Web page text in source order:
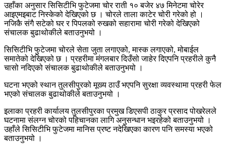
उहाँका अनुसार सिसिटीभि फुटेजमा चोर राती १० बजेर ४७ मिनेटमा चोरेर
आइएमइबाट निस्केको देखिएको छ । चोरले ताला काटेर चोरी गरेको हो ।
नजिकै संगै सटेको घर र पिपलको रुखको सहारामा चोरी गरेको देखिएको
संचालक बुढाथोकीले बताउनुभयो ।
सिसिटीभि फुटेजमा चोरले सेता जुता लगाएको, मास्क लगाएको, मोबाईल
समातेको देखिएको छ । प्रहरीमा मंगलबार दिउँसो जाहेर दिएपनि प्रहरीले कुनै
चासो नदिएको संचालक बुढाथोकीले बताउनुभयो ।
घटना भएको स्थान तुलसीपुरको मूख्य ठाउँ भएपनि सुरक्षा व्यवस्थामा प्रहरी फेल
भएको संचालक बुढाथोकीले बताउनुभयो ।
इलाका प्रहरी कार्यालय तुलसीपुरका प्रमुख डिएसपी ठाकुर प्रसाद पोखरेलले
घटनामा संलग्न चोरको पहिचानका लागि अनुसन्धान भइरहेको बताउनुभयो ।
उहाँले सिसिटीभि फुटेजमा मानिस प्रष्ट नदेखिएका कारण पनि समस्या भएको
बताउनुभयो ।